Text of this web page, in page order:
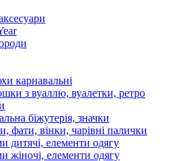
карнавальні
з вуаллю, вуалетки, ретро
біжутерія, значки
фати, вінки, чарівні палички
дитячі, елементи одягу
жіночі, елементи одягу